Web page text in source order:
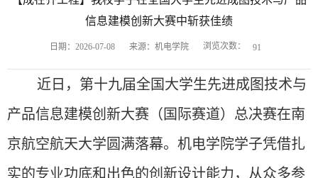
信息建模创新大赛中斩获佳绩
日期：2026-07-08 来源：机电学院 浏览次数： 91
近 日，第十九届全国大学生先进成图技术与
产品信息建模创新大赛（国际赛道）总决赛在南
京航空航天大学圆满落幕。机电学院学子凭借扎
实的专业功底和出色的创新设计能力，从众多参